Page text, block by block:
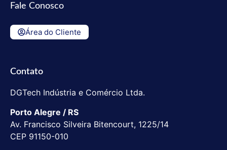
Fale Conosco
Área do Cliente
Contato
DGTech Indústria e Comércio Ltda.
Porto Alegre / RS
Av. Francisco Silveira Bitencourt, 1225/14
CEP 91150-010